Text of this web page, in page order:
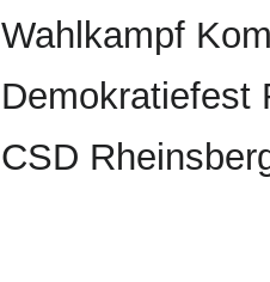
Wahlkampf
Demokratiefest
CSD